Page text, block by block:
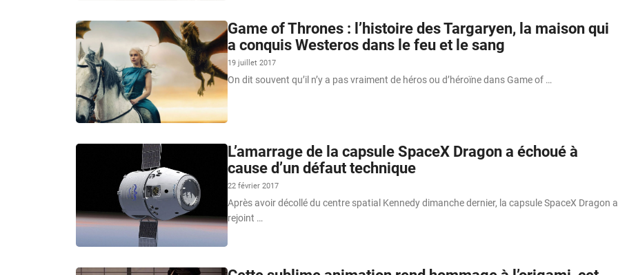
Game of Thrones : l’histoire des Targaryen, la maison qui
a conquis Westeros dans le feu et le sang
19 juillet 2017
On dit souvent qu’il n’y a pas vraiment de héros ou d’héroïne dans Game of …
L’amarrage de la capsule SpaceX Dragon a échoué à
cause d’un défaut technique
22 février 2017
Après avoir décollé du centre spatial Kennedy dimanche dernier, la capsule SpaceX Dragon a
rejoint …